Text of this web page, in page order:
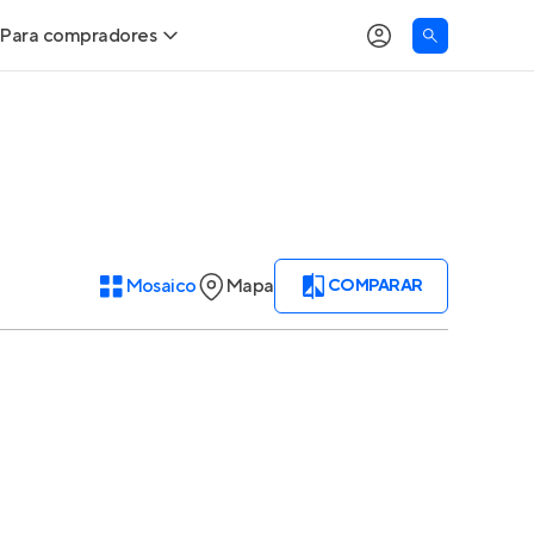
Entrar no Apto
Para compradores
Correção do INCC
Mosaico Mapa COMPARAR